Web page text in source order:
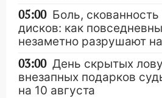
05:00 Боль,
дисков: как
незаметно разрушают
03:00 День скрытых
внезапных подарков
на 10 августа